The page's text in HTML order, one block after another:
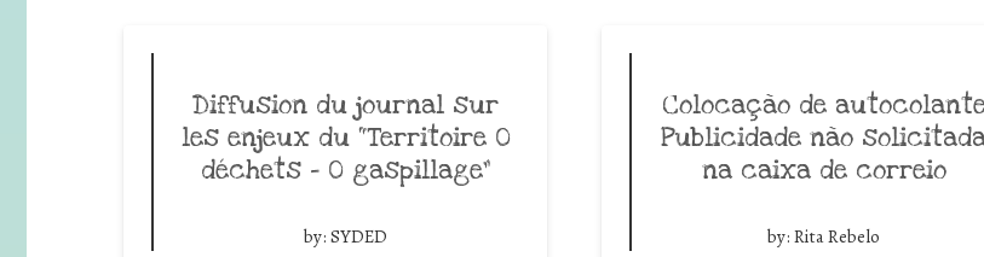
Diffusion du journal sur
les enjeux du “Territoire 0
déchets – 0 gaspillage”
by: SYDED
Colocação de
Publicidade não
na caixa de correio
by: Rita Rebelo